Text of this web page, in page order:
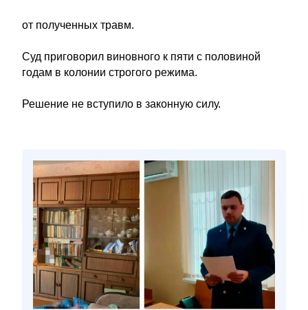
от полученных травм.
Суд приговорил виновного к пяти с половиной
годам в колонии строгого режима.
Решение не вступило в законную силу.